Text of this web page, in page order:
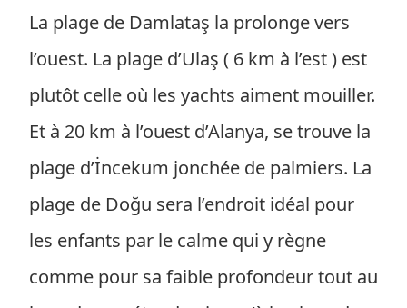
La plage de Damlataş la prolonge vers
l’ouest. La plage d’Ulaş ( 6 km à l’est ) est
plutôt celle où les yachts aiment mouiller.
Et à 20 km à l’ouest d’Alanya, se trouve la
plage d’İncekum jonchée de palmiers. La
plage de Doğu sera l’endroit idéal pour
les enfants par le calme qui y règne
comme pour sa faible profondeur tout au